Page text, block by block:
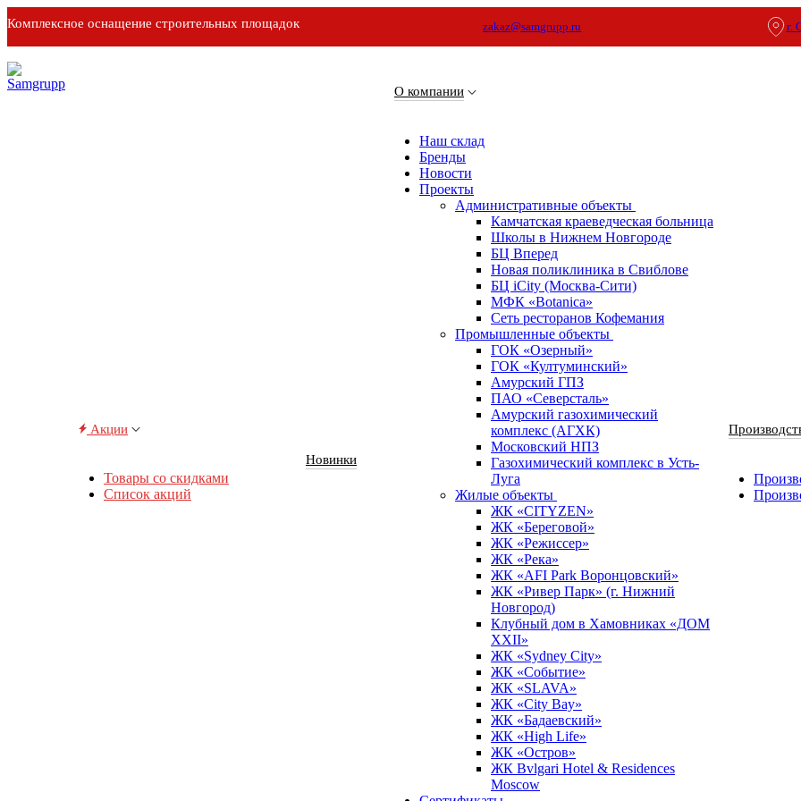
Комплексное оснащение строительных площадок zakaz@samgrupp.ru г.
Акции
Товары со скидками
Список акций
Новинки
О компании
Наш склад
Бренды
Новости
Проекты
Административные объекты
Камчатская краеведческая больница
Школы в Нижнем Новгороде
БЦ Вперед
Новая поликлиника в Свиблове
БЦ iCity (Москва-Сити)
МФК «Botanica»
Сеть ресторанов Кофемания
Промышленные объекты
ГОК «Озерный»
ГОК «Култуминский»
Амурский ГПЗ
ПАО «Северсталь»
Амурский газохимический
комплекс (АГХК)
Московский НПЗ
Газохимический комплекс в Усть-
Луга
Жилые объекты
ЖК «CITYZEN»
ЖК «Береговой»
ЖК «Режиссер»
ЖК «Река»
ЖК «AFI Park Воронцовский»
ЖК «Ривер Парк» (г. Нижний
Новгород)
Клубный дом в Хамовниках «ДОМ
XXII»
ЖК «Sydney City»
ЖК «Событие»
ЖК «SLAVA»
ЖК «City Bay»
ЖК «Бадаевский»
ЖК «High Life»
ЖК «Остров»
ЖК Bvlgari Hotel & Residences
Moscow